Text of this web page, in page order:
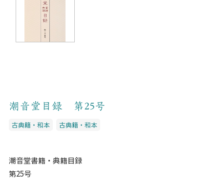
潮音堂目録 第25号
古典籍・和本 古典籍・和本
潮音堂書籍・典籍目録
第25号